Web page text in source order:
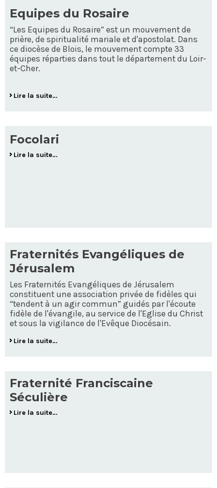
Equipes du Rosaire
“Les Equipes du Rosaire” est un mouvement de
prière, de spiritualité mariale et d'apostolat. Dans
ce diocèse de Blois, le mouvement compte 33
équipes réparties dans tout le département du Loir-
et-Cher.
Lire la suite…
Focolari
Lire la suite…
Fraternités Evangéliques de
Jérusalem
Les Fraternités Evangéliques de Jérusalem
constituent une association privée de fidèles qui
“tendent à un agir commun” guidés par l'écoute
fidèle de l'évangile, au service de l'Eglise du Christ
et sous la vigilance de l'Evêque Diocésain.
Lire la suite…
Fraternité Franciscaine
Séculière
Lire la suite…